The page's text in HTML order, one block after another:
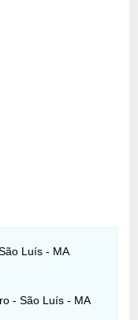
Luís - MA
- São Luís - MA